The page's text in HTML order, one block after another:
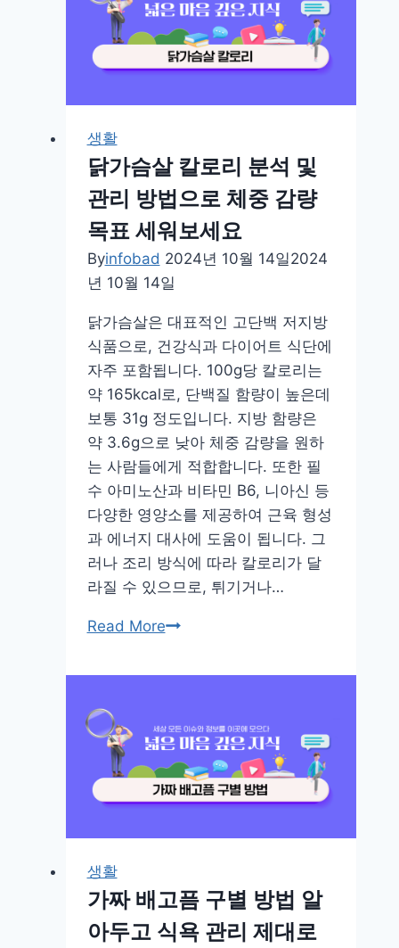
상
지
속
피
집
중
력
저
하,
근
통,
수
면
장
애
문
제
를
겪
고
있
다
생활
닭가슴살 칼로리 분석 및
관리 방법으로 체중 감량
목표 세워보세요
Byinfobad 2024년 10월 14일2024
년 10월 14일
닭가슴살은 대표적인 고단백 저지방
식품으로, 건강식과 다이어트 식단에
자주 포함됩니다. 100g당 칼로리는
약 165kcal로, 단백질 함량이 높은데
보통 31g 정도입니다. 지방 함량은
약 3.6g으로 낮아 체중 감량을 원하
는 사람들에게 적합합니다. 또한 필
수 아미노산과 비타민 B6, 니아신 등
다양한 영양소를 제공하여 근육 형성
과 에너지 대사에 도움이 됩니다. 그
러나 조리 방식에 따라 칼로리가 달
라질 수 있으므로, 튀기거나…
Read More닭
슴
로
리
분
및
리
방
법
생활
가짜 배고픔 구별 방법 알
아두고 식욕 관리 제대로